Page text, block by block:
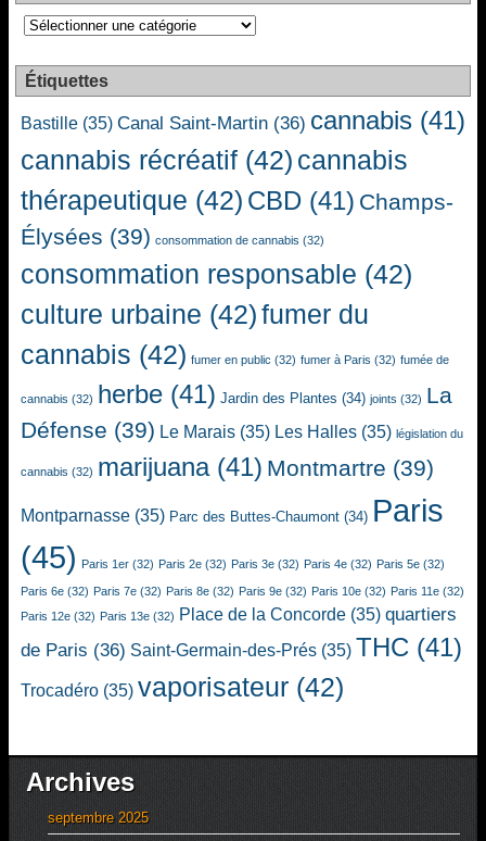
Catégories
Étiquettes
Bastille (35) Canal Saint-Martin (36) cannabis (41)
cannabis récréatif (42) cannabis
thérapeutique (42) CBD (41) Champs-
Élysées (39) consommation de cannabis (32)
consommation responsable (42)
culture urbaine (42)fumer du
cannabis (42) fumer en public (32) fumer à Paris (32) fumée de
cannabis (32) herbe (41) Jardin des Plantes (34) joints (32) La
Défense (39) Le Marais (35) Les Halles (35) législation du
cannabis (32) marijuana(41) Montmartre (39)
Montparnasse (35) Parc des Buttes-Chaumont (34) Paris
(45) Paris 1er (32) Paris 2e (32) Paris 3e (32) Paris 4e (32) Paris 5e (32)
Paris 6e (32) Paris 7e (32) Paris 8e (32) Paris 9e (32) Paris 10e (32) Paris 11e (32)
Paris 12e (32) Paris 13e (32) Place de la Concorde (35) quartiers
de Paris (36) Saint-Germain-des-Prés (35) THC (41)
Trocadéro (35) vaporisateur (42)
Archives
septembre 2025